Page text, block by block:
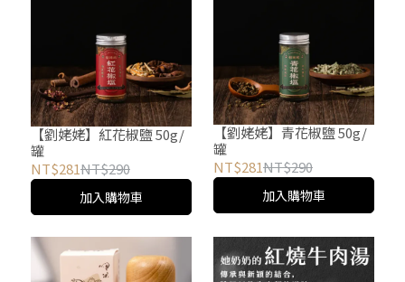
【劉姥姥】紅花椒鹽 50g/
罐
NT$281NT$290
加入購物車
【劉姥姥】青花椒鹽 50g/
罐
NT$281NT$290
加入購物車